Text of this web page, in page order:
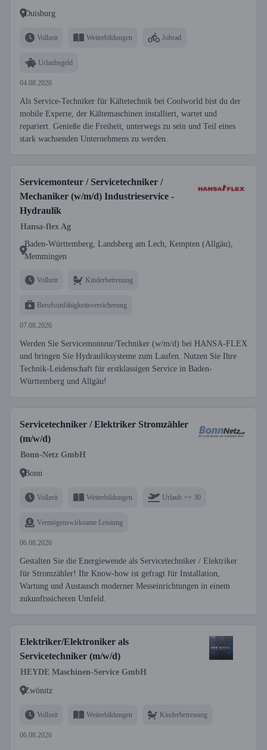
Duisburg
Vollzeit Weiterbildungen Jobrad
Urlaubsgeld
04.08.2026
Als Service-Techniker für Kältetechnik bei Coolworld bist du der
mobile Experte, der Kältemaschinen installiert, wartet und
repariert. Genieße die Freiheit, unterwegs zu sein und Teil eines
stark wachsenden Unternehmens zu werden.
Servicemonteur / Servicetechniker /
Mechaniker (w/m/d) Industrieservice -
Hydraulik
Hansa-flex Ag
Baden-Württemberg, Landsberg am Lech, Kempten (Allgäu),
Memmingen
Vollzeit Kinderbetreuung
Berufsunfähigkeitsversicherung
07.08.2026
Werden Sie Servicemonteur/Techniker (w/m/d) bei HANSA-FLEX
und bringen Sie Hydrauliksysteme zum Laufen. Nutzen Sie Ihre
Technik-Leidenschaft für erstklassigen Service in Baden-
Württemberg und Allgäu!
Servicetechniker / Elektriker Stromzähler
(m/w/d)
Bonn-Netz GmbH
Bonn
Vollzeit Weiterbildungen Urlaub >= 30
Vermögenswirksame Leistung
06.08.2026
Gestalten Sie die Energiewende als Servicetechniker / Elektriker
für Stromzähler! Ihr Know-how ist gefragt für Installation,
Wartung und Austausch moderner Messeinrichtungen in einem
zukunftssicheren Umfeld.
Elektriker/Elektroniker als
Servicetechniker (m/w/d)
HEYDE Maschinen-Service GmbH
Zwönitz
Vollzeit Weiterbildungen Kinderbetreuung
06.08.2026